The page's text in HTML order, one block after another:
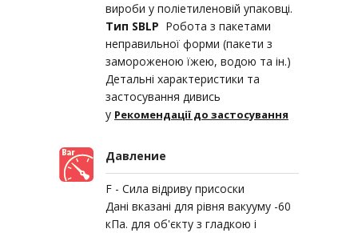
вироби у поліетиленовій упаковці.
Тип SBLP Робота з пакетами
неправильної форми (пакети з
замороженою їжею, водою та ін.)
Детальні характеристики та
застосування дивись
у Рекомендації до застосування
Давление
F - Сила відриву присоски
Дані вказані для рівня вакууму -60
кПа. для об'єкту з гладкою і